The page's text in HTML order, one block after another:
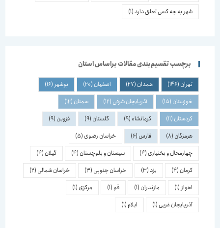
شهر به چه کسی تعلق دارد(1)
برچسب تقسیم‌بندی مقالات براساس استان
تهران(146) همدان(27) اصفهان(20) بوشهر(16)
خوزستان(15) آذربایجان شرقی(12) سمنان(12)
کردستان(11) کرمانشاه(9) گلستان(9) قزوین(9)
هرمزگان(8) فارس(6) خراسان رضوی(5)
چهارمحال و بختیاری(4) سیستان و بلوچستان(4) گیلان(4)
کرمان(4)
(3) خراسان جنوبی(3) خراسان شمالی(2)
اهواز(1) مازندران(1)
(1) مرکزی(1)
آذربایجان غربی(1) ایلام(1)